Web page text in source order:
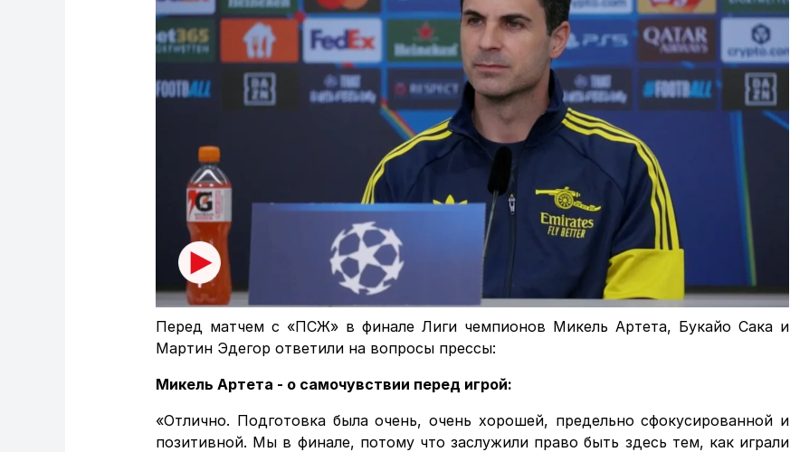
Перед матчем с «ПСЖ» в финале Лиги чемпионов Микель Артета, Букайо Сака и
Мартин Эдегор ответили на вопросы прессы:
Микель Артета - о самочувствии перед игрой:
«Отлично. Подготовка была очень, очень хорошей, предельно сфокусированной и
позитивной. Мы в финале, потому что заслужили право быть здесь тем, как играли